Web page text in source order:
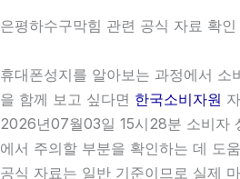
은평하수구막힘 관련 공식 자료 확인
휴대폰성지를 알아보는 과정에서 소
을 함께 보고 싶다면 한국소비자원
2026년07월03일 15시28분 소비자
에서 주의할 부분을 확인하는 데 도
공식 자료는 일반 기준이므로 실제